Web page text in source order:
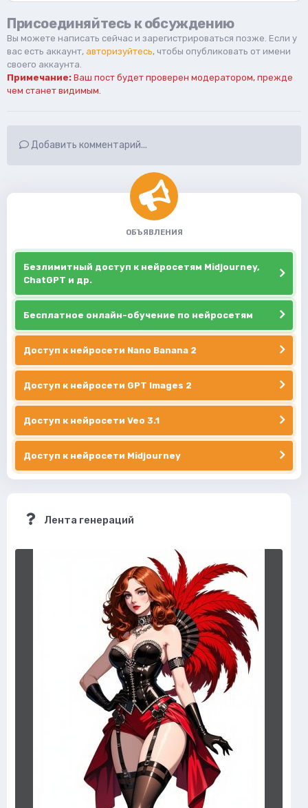
Присоединяйтесь к обсуждению
Вы можете написать сейчас и зарегистрироваться позже. Если у
вас есть аккаунт, авторизуйтесь, чтобы опубликовать от имени
своего аккаунта.
Примечание: Ваш пост будет проверен модератором, прежде
чем станет видимым.
Добавить комментарий...
ОБЪЯВЛЕНИЯ
Безлимитный доступ к нейросетям Midjourney,
ChatGPT и др.
Бесплатное онлайн-обучение по нейросетям
Доступ к нейросети Nano Banana 2
Доступ к нейросети GPT Images 2
Доступ к нейросети Veo 3.1
Доступ к нейросети Midjourney
Лента генераций